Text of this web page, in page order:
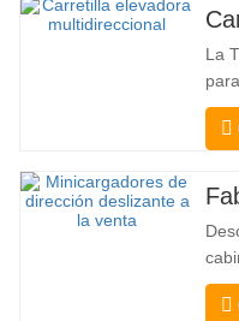
La
la